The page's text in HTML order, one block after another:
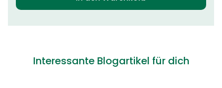
Interessante Blogartikel für dich